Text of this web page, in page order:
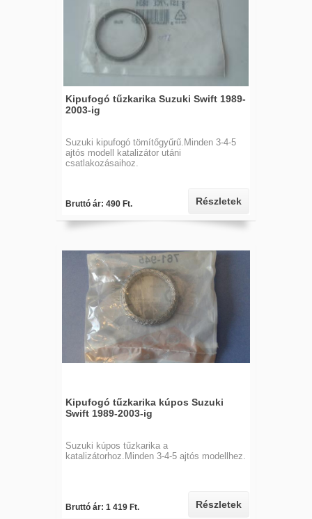
Kipufogó tűzkarika Suzuki Swift 1989-
2003-ig
Suzuki kipufogó tömítőgyűrű.Minden 3-4-5
ajtós modell katalizátor utáni
csatlakozásaihoz.
Bruttó ár: 490 Ft. Részletek
Kipufogó tűzkarika kúpos Suzuki
Swift 1989-2003-ig
Suzuki kúpos tűzkarika a
katalizátorhoz.Minden 3-4-5 ajtós modellhez.
Bruttó ár: 1 419 Ft. Részletek